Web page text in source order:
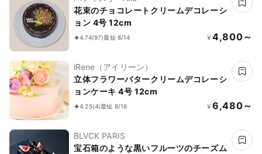
花束のチョコレートクリームデコレーシ
ョン 4号 12cm
4.74(97)最短 8/14 ¥ 4,800～
iRene（アイリーン）
立体フラワーバタークリームデコレーシ
ョンケーキ 4号 12cm
4.25(4)最短 8/16 ¥ 6,480～
BLVCK PARIS
宝石箱のような黒いフルーツのチーズム